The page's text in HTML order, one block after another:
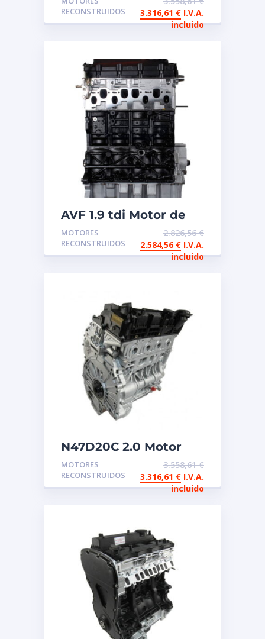
intercambio BMW
RECONSTRUIDOS
3.316,61 € I.V.A.
incluido
AVF 1.9 tdi Motor de
intercambio
reconstruido
MOTORES
RECONSTRUIDOS
2.826,56€
2.584,56 € I.V.A.
incluido
N47D20C 2.0 Motor
reconstruido de
intercambio BMW
MOTORES
RECONSTRUIDOS
3.558,61€
3.316,61 € I.V.A.
incluido